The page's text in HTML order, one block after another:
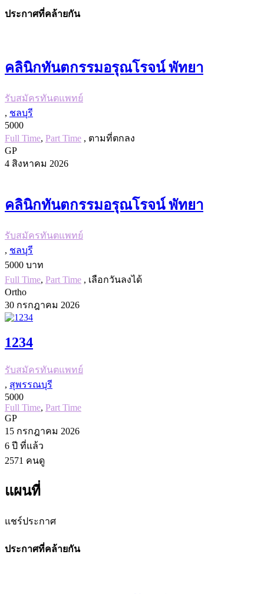
ประกาศที่คล้ายกัน
คลินิกทันตกรรมอรุณโรจน์ พัทยา
รับสมัครทันตแพทย์
, ชลบุรี
5000
Full Time, Part Time , ตามที่ตกลง
GP
4 สิงหาคม 2026
คลินิกทันตกรรมอรุณโรจน์ พัทยา
รับสมัครทันตแพทย์
, ชลบุรี
5000 บาท
Full Time, Part Time , เลือกวันลงได้
Ortho
30 กรกฎาคม 2026
1234
รับสมัครทันตแพทย์
, สุพรรณบุรี
5000
Full Time, Part Time
GP
15 กรกฎาคม 2026
6 ปี ที่แล้ว
2571 คนดู
แผนที่
แชร์ประกาศ
ประกาศที่คล้ายกัน